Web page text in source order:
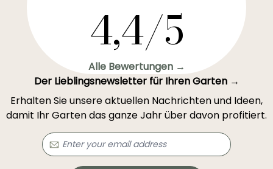
4,4/5
Alle Bewertungen →
Der Lieblingsnewsletter für Ihren Garten →
Erhalten Sie unsere aktuellen Nachrichten und Ideen,
damit Ihr Garten das ganze Jahr über davon profitiert.